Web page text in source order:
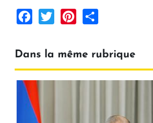
Facebook
TwitterPinterest
Dans la même rubrique